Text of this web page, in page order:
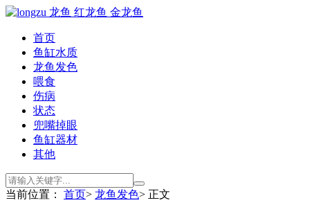
首页
鱼缸水质
龙鱼发色
喂食
伤病
状态
兜嘴掉眼
鱼缸器材
其他
当前位置： 首页> 龙鱼发色> 正文